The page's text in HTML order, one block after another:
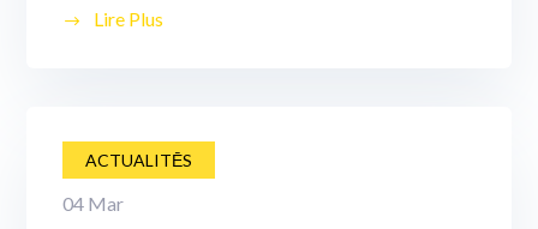
Lire Plus
ACTUALITĒS
04 Mar